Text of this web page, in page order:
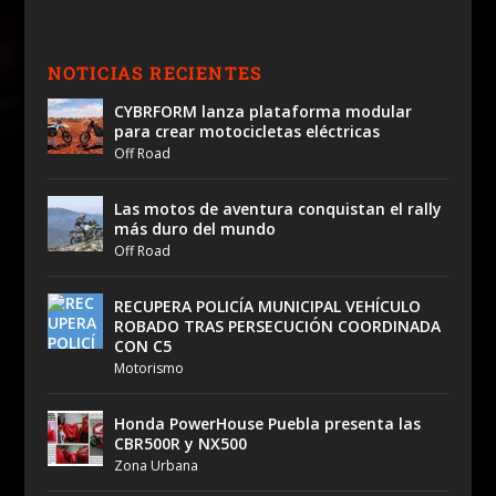
NOTICIAS RECIENTES
CYBRFORM lanza plataforma modular
para crear motocicletas eléctricas
Off Road
Las motos de aventura conquistan el rally
más duro del mundo
Off Road
RECUPERA POLICÍA MUNICIPAL VEHÍCULO
ROBADO TRAS PERSECUCIÓN COORDINADA
CON C5
Motorismo
Honda PowerHouse Puebla presenta las
CBR500R y NX500
Zona Urbana